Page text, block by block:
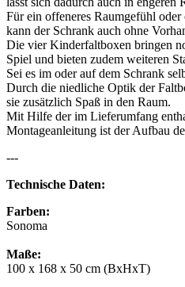
Für ein offeneres Raumgefühl
kann der Schrank auch ohne
Die vier Kinderfaltboxen bringen
Spiel und bieten zudem weiteren
Sei es im oder auf dem Schrank
Durch die niedliche Optik der
sie zusätzlich Spaß in den Raum.
Mit Hilfe der im Lieferumfang
Montageanleitung ist der Aufbau
---
Technische Daten:
Farben:
Sonoma
Maße:
100 x 168 x 50 cm (BxHxT)